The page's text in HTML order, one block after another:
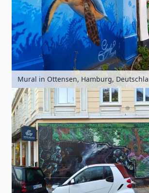
Mural in Ottensen, Hamburg,